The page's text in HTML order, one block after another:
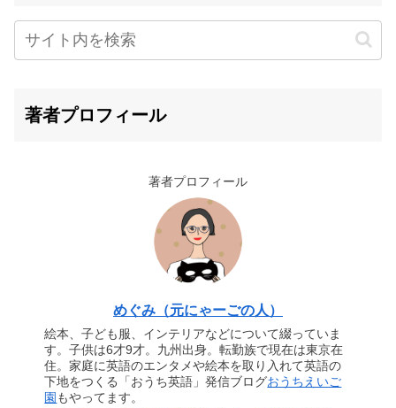
著者プロフィール
著者プロフィール
めぐみ（元にゃーごの人）
絵本、子ども服、インテリアなどについて綴っていま
す。子供は6才9才。九州出身。転勤族で現在は東京在
住。家庭に英語のエンタメや絵本を取り入れて英語の
下地をつくる「おうち英語」発信ブログおうちえいご
園もやってます。